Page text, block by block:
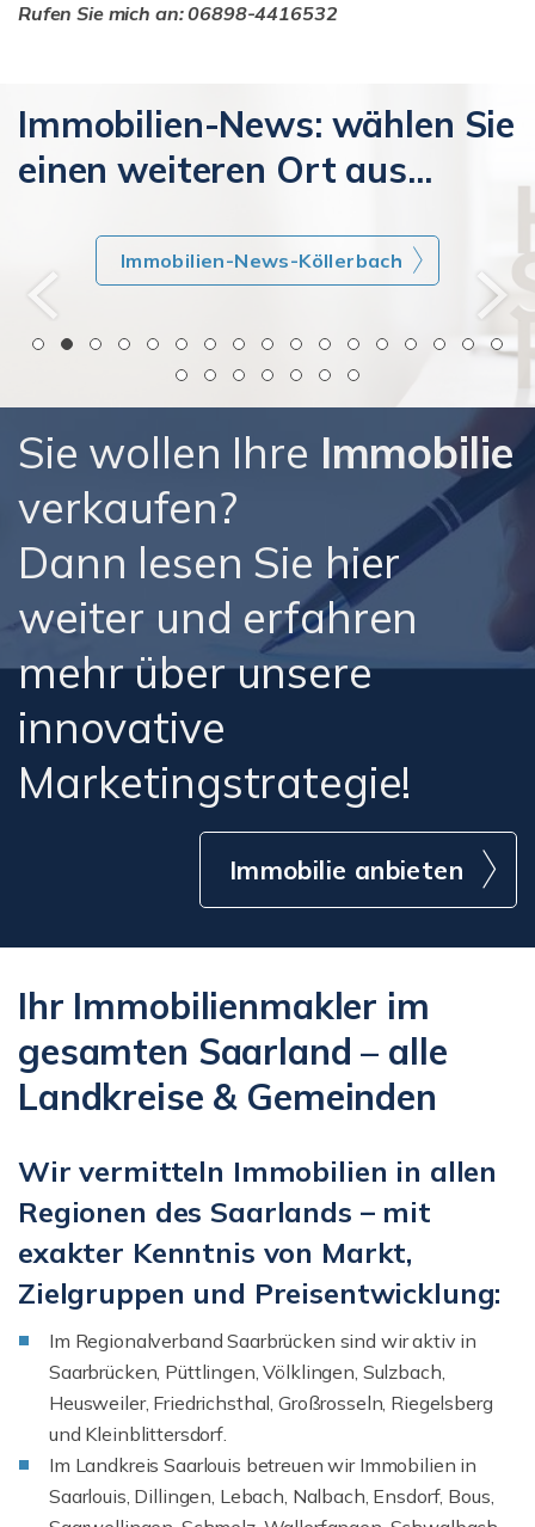
Rufen Sie mich an: 06898-4416532
Immobilien-News: wählen Sie
einen weiteren Ort aus...
Immobilien-News-Köllerbach
Sie wollen Ihre Immobilie
verkaufen?
Dann lesen Sie hier
weiter und erfahren
mehr über unsere
innovative
Marketingstrategie!
Immobilie anbieten
Ihr Immobilienmakler im
gesamten Saarland – alle
Landkreise & Gemeinden
Wir vermitteln Immobilien in allen
Regionen des Saarlands – mit
exakter Kenntnis von Markt,
Zielgruppen und Preisentwicklung:
Im Regionalverband Saarbrücken sind wir aktiv in
Saarbrücken, Püttlingen, Völklingen, Sulzbach,
Heusweiler, Friedrichsthal, Großrosseln, Riegelsberg
und Kleinblittersdorf.
Im Landkreis Saarlouis betreuen wir Immobilien in
Saarlouis, Dillingen, Lebach, Nalbach, Ensdorf, Bous,